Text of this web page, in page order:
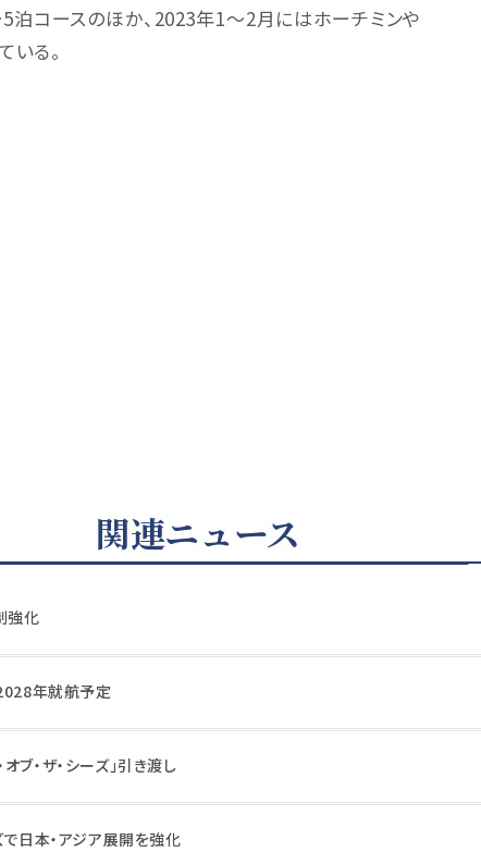
5泊コースのほか、2023年1～2月にはホーチミンや
いる。
関連ニュース
強化
2028年就航予定
ブ・ザ・シーズ」引き渡し
で日本・アジア展開を強化